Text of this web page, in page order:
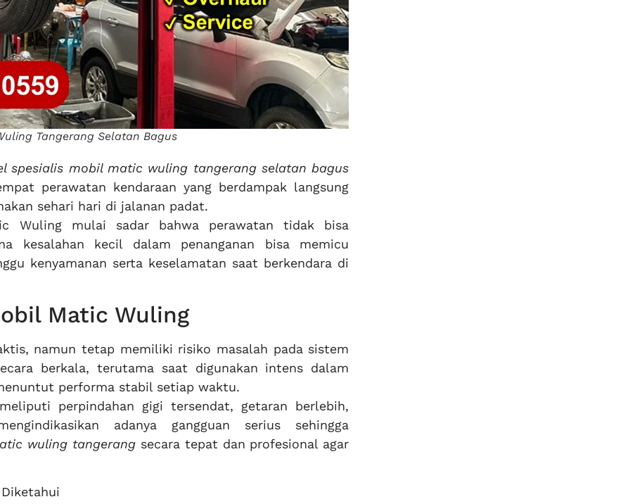
Tangerang Selatan Bagus
spesialis mobil matic wuling tangerang selatan bagus
perawatan kendaraan yang berdampak langsung
sehari hari di jalanan padat.
Wuling mulai sadar bahwa perawatan tidak bisa
kesalahan kecil dalam penanganan bisa memicu
kenyamanan serta keselamatan saat berkendara di
Matic Wuling
namun tetap memiliki risiko masalah pada sistem
berkala, terutama saat digunakan intens dalam
performa stabil setiap waktu.
perpindahan gigi tersendat, getaran berlebih,
adanya gangguan serius sehingga
wuling tangerangsecara tepat dan profesional agar